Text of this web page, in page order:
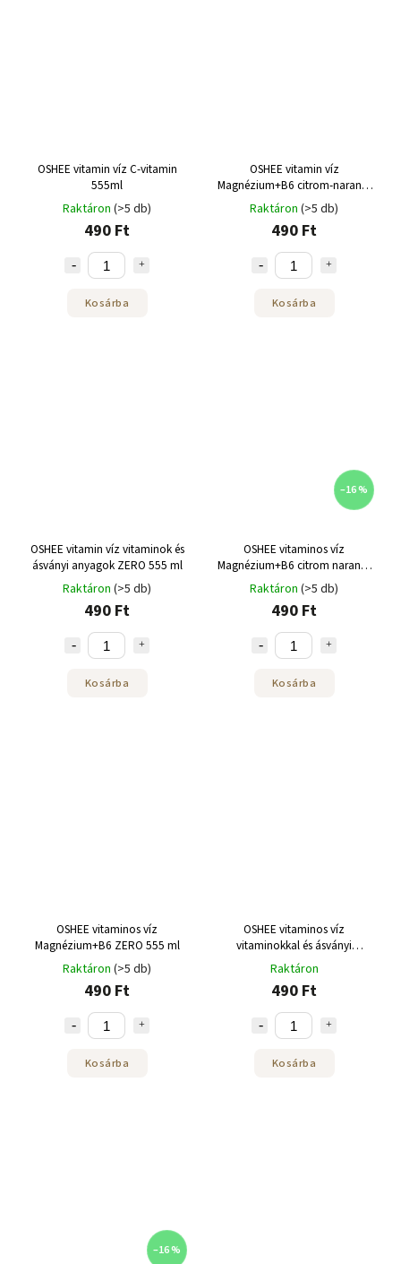
OSHEE vitamin víz C-vitamin
555ml
Raktáron (>5 db)
490 Ft
Kosárba
OSHEE vitamin víz
Magnézium+B6 citrom-narancs
pezsgő doboz 330 ml
Raktáron (>5 db)
490 Ft
Kosárba
OSHEE vitamin víz vitaminok és
ásványi anyagok ZERO 555 ml
Raktáron (>5 db)
490 Ft
Kosárba
–16 %
OSHEE vitaminos víz
Magnézium+B6 citrom narancs
555 ml
Raktáron (>5 db)
490 Ft
Kosárba
OSHEE vitaminos víz
Magnézium+B6 ZERO 555 ml
Raktáron (>5 db)
490 Ft
Kosárba
OSHEE vitaminos víz
vitaminokkal és ásványi
anyagokkal 555ml
Raktáron
490 Ft
Kosárba
–16 %